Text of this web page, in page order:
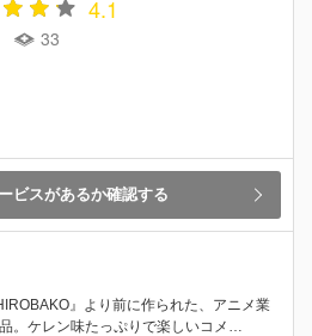
4.1
33
ビスがあるか確認する
』より前に作られた、アニメ業
。ケレン味たっぷりで楽しいコメ…